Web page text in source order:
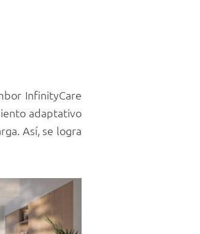
InfinityCare
adaptativo
Así, se logra